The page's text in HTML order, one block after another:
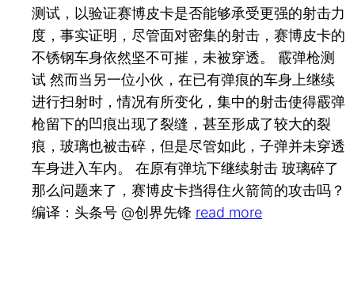
测试，以验证赛博皮卡是否能够承受更强的射击力
度，事实证明，尽管面对密集的射击，赛博皮卡的
不锈钢车身依然坚不可摧，未被穿透。 霰弹枪测
试 然而当另一位小伙，在已有弹痕的车身上继续
进行扫射时，情况有所变化，集中的射击使得霰弹
枪留下的凹痕出现了裂缝，甚至形成了较大的裂
痕，玻璃也被击碎，但是尽管如此，子弹并未穿透
车身进入车内。 在原有弹坑下继续射击 玻璃碎了
那么问题来了，赛博皮卡挡得住火箭筒的攻击吗？
编译：头条号 @创界先锋 read more